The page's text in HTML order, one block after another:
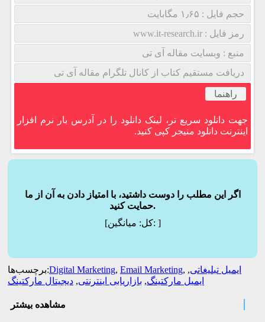
حجم فایل : ۱٫۶۵ مگابایت
رمز فایل : www.it-research.ir
منبع : وبسایت مقاله آی تی
دریافت مستقیم کتاب از کانال تلگرام مقاله آی تی
راهنما
جهت دانلود سریع تر، لینک دانلود را در آدرس بار نرم افزار
اینترنت دانلود منیجر کپی کنید.
اگر این مطلب را دوست داشتید، با امتیاز دادن به آن از ما
حمایت کنید.
[کل:میانگین: ]
برچسب‌ها:Digital Marketing, Email Marketing, ایمیل تبلیغاتی,
ایمیل مارکتینگ, بازاریابی اینترنتی, دیجیتال مارکتینگ
مشاهده بیشتر